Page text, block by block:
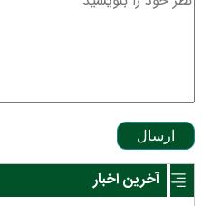
ارسال
آخرین اخبار